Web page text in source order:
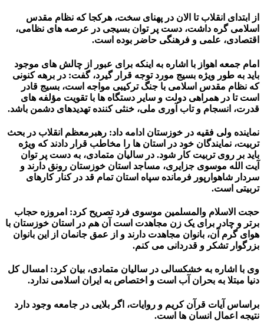
از ابتدای انقلاب تا الان در پهنای سخت، هرکجا که نظام مقدس
اسلامی گره داشت، دست پر توان بسیجی در عرصه های نظامی،
اقتصادی، علمی و فرهنگی حاضر بوده است.
امام جمعه اهواز با اشاره به اینکه برای عبور از چالش های موجود
باید به طور ویژه بسیج مورد توجه قرار گیرد، گفت: در برهه کنونی
که نظام مقدس اسلامی با جنگ ترکیبی مواجه است، بسیج قادر
است تا در همراهی دولت و سایر دستگاه ها با تقویت مؤلفه های
قدرت، انسجام و تاب آوری ملی، خنثی کننده تهدیدهای دشمن باشد.
نماینده ولی فقیه در خوزستان ادامه داد: رهبرمعظم انقلاب در بحث
تربیت، نمایندگان خود در استان ها را مخاطب قرار دادند که ویژه
باید بر روی تربیت کار شود. در سالیان متمادی، به دست پر توان
آیت الله موسوی جزایری، مساجد استان خوزستان رونق دارند و
سردار شاهوارپور فرمانده سپاه استان تمام قد در کنار کارهای
تربیتی است.
حجت الاسلام والمسلمین موسوی فرد تصریح کرد: امروزه حجاب
برتر و چادر برای یک زن مجاهدت است آن هم در استان خوزستان با
هوای گرم آن، بانوان مجاهدت دارند و از عمق جانمان از این بانوان
بزرگوار تشکر و قدردانی می کنم.
وی با اشاره به خشکسالی در سالیان متمادی، بیان کرد: امسال کل
دنیا مبتلا به بحران آب است و اختصاص به ایران اسلامی ندارد.
براساس آیات قرآن کریم و روایات، اگر بلایی در جامعه وجود دارد
نتیجه اعمال انسان ها است.